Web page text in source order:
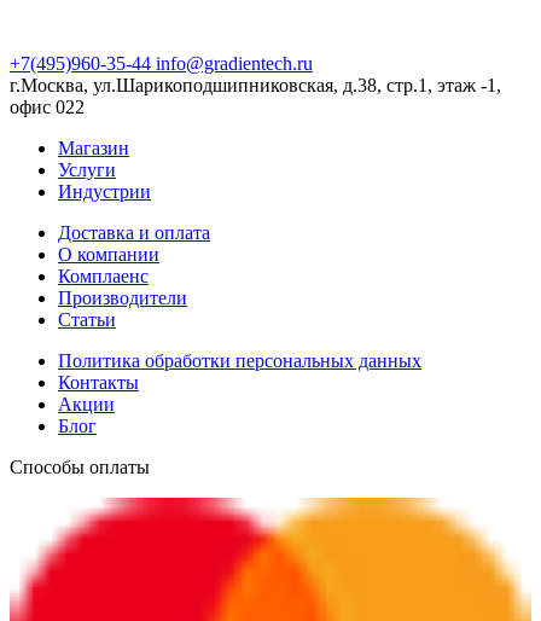
+7(495)960-35-44 info@gradientech.ru
г.Москва, ул.Шарикоподшипниковская, д.38, стр.1, этаж -1,
офис 022
Магазин
Услуги
Индустрии
Доставка и оплата
О компании
Комплаенс
Производители
Статьи
Политика обработки персональных данных
Контакты
Акции
Блог
Способы оплаты